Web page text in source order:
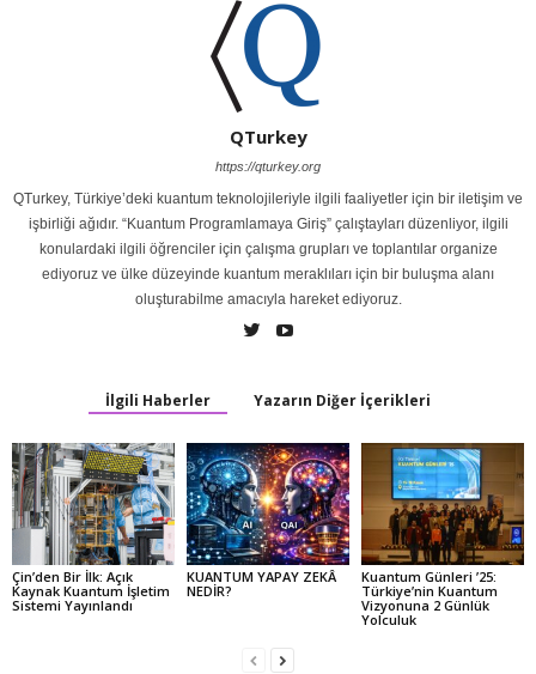
QTurkey
https://qturkey.org
QTurkey, Türkiye’deki kuantum teknolojileriyle ilgili faaliyetler için bir iletişim ve
işbirliği ağıdır. “Kuantum Programlamaya Giriş” çalıştayları düzenliyor, ilgili
konulardaki ilgili öğrenciler için çalışma grupları ve toplantılar organize
ediyoruz ve ülke düzeyinde kuantum meraklıları için bir buluşma alanı
oluşturabilme amacıyla hareket ediyoruz.
İlgili Haberler Yazarın Diğer İçerikleri
Çin’den Bir İlk: Açık
Kaynak Kuantum İşletim
Sistemi Yayınlandı
KUANTUM YAPAY ZEKÂ
NEDİR?
Kuantum Günleri ’25:
Türkiye’nin Kuantum
Vizyonuna 2 Günlük
Yolculuk